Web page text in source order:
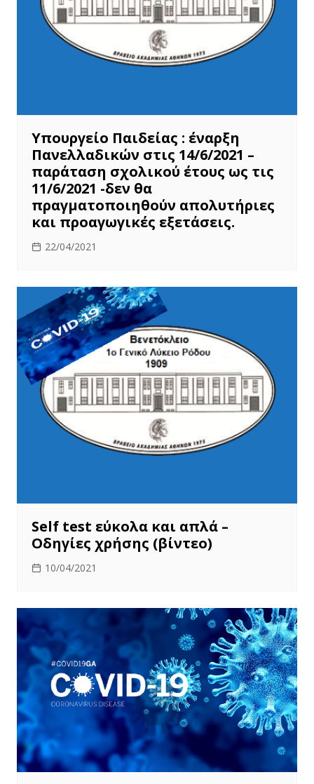
Υπουργείο Παιδείας : έναρξη
Πανελλαδικών στις 14/6/2021 –
παράταση σχολικού έτους ως τις
11/6/2021 -δεν θα
πραγματοποιηθούν απολυτήριες
και προαγωγικές εξετάσεις.
22/04/2021
Self test εύκολα και απλά –
Οδηγίες χρήσης (βίντεο)
10/04/2021